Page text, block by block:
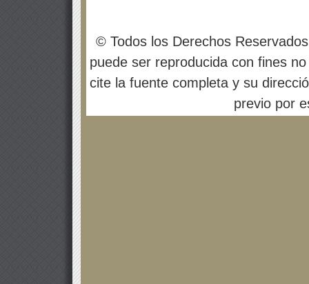
© Todos los Derechos
puede ser reproducida con fines
cite la fuente completa y su
previo por